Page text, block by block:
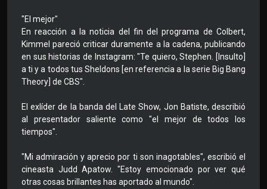
"El mejor"
En reacción a la noticia del fin del programa de Colbert,
Kimmel pareció criticar duramente a la cadena, publicando
en sus historias de Instagram: "Te quiero, Stephen. [Insulto]
a ti y a todos tus Sheldons [en referencia a la serie Big Bang
Theory] de CBS".
El exlíder de la banda del Late Show, Jon Batiste, describió
al presentador saliente como "el mejor de todos los
tiempos".
"Mi admiración y aprecio por ti son inagotables", escribió el
cineasta Judd Apatow. "Estoy emocionado por ver qué
otras cosas brillantes has aportado al mundo".